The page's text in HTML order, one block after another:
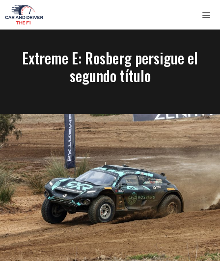
Saltar
al
contenido
Extreme E: Rosberg persigue el
segundo título